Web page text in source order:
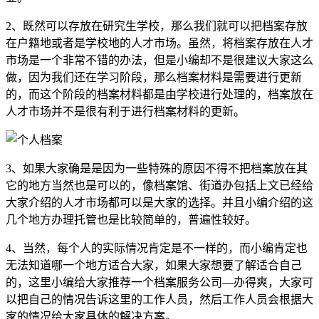
2、既然可以存放在研究生学校，那么我们就可以把档案存放
在户籍地或者是学校地的人才市场。虽然，将档案存放在人才
市场是一个非常不错的办法，但是小编却不是很建议大家这么
做，因为我们还在学习阶段，那么档案材料是需要进行更新
的，而这个阶段的档案材料都是由学校进行处理的，档案放在
人才市场并不是很有利于进行档案材料的更新。
3、如果大家确是是因为一些特殊的原因不得不把档案放在其
它的地方当然也是可以的，像档案馆、街道办包括上文已经给
大家介绍的人才市场都可以是大家的选择。并且小编介绍的这
几个地方办理托管也是比较简单的，普遍性较好。
4、当然，每个人的实际情况肯定是不一样的，而小编肯定也
无法知道哪一个地方适合大家，如果大家想要了解适合自己
的，这里小编给大家推荐一个档案服务公司—办得爽，大家可
以把自己的情况告诉这里的工作人员，然后工作人员会根据大
家的情况给大家具体的解决方案。